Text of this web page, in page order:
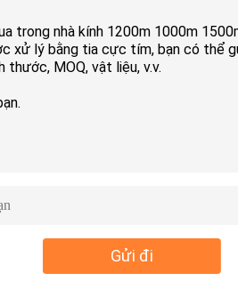
Gửi đi